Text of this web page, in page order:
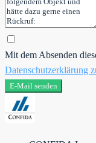
Mit dem Absenden
Datenschutzerklärung
E-Mail senden